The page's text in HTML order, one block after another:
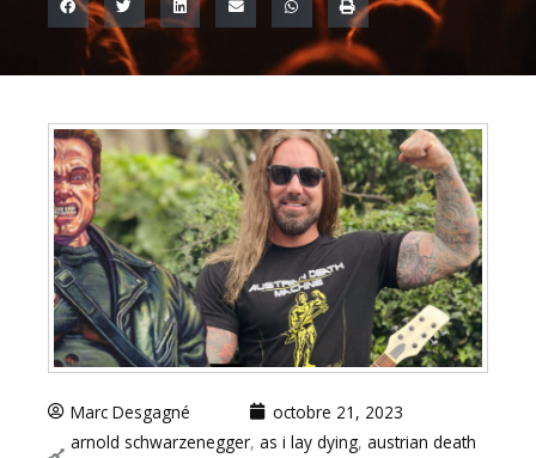
Marc Desgagné
octobre 21, 2023
arnold schwarzenegger, as i lay dying, austrian death